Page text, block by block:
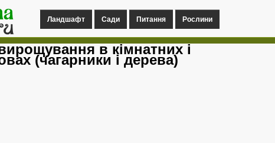
Ландшафт Сади Питання Рослини
в кімнатних і
(чагарники і дерева)